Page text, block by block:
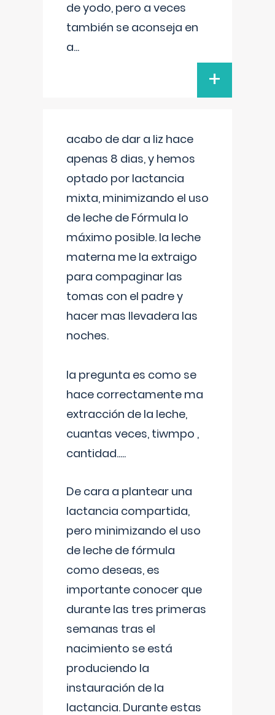
de yodo, pero a veces
también se aconseja en
a...
+
acabo de dar a liz hace
apenas 8 dias, y hemos
optado por lactancia
mixta, minimizando el uso
de leche de Fórmula lo
máximo posible. la leche
materna me la extraigo
para compaginar las
tomas con el padre y
hacer mas llevadera las
noches.
la pregunta es como se
hace correctamente ma
extracción de la leche,
cuantas veces, tiwmpo ,
cantidad.....
De cara a plantear una
lactancia compartida,
pero minimizando el uso
de leche de fórmula
como deseas, es
importante conocer que
durante las tres primeras
semanas tras el
nacimiento se está
produciendo la
instauración de la
lactancia. Durante estas